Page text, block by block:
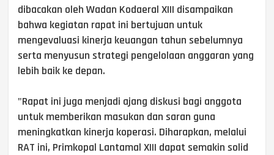
dibacakan oleh Wadan Kodaeral XIII disampaikan
bahwa kegiatan rapat ini bertujuan untuk
mengevaluasi kinerja keuangan tahun sebelumnya
serta menyusun strategi pengelolaan anggaran yang
lebih baik ke depan.
‎"Rapat ini juga menjadi ajang diskusi bagi anggota
untuk memberikan masukan dan saran guna
meningkatkan kinerja koperasi. Diharapkan, melalui
RAT ini, Primkopal Lantamal XIII dapat semakin solid